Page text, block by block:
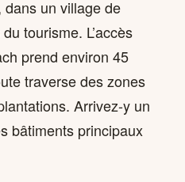
dans un village de
tourisme. L’accès
prend environ 45
traverse des zones
Arrivez-y un
bâtiments principaux